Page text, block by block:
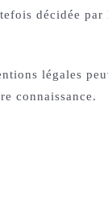
décidée par
légales
connaissance.